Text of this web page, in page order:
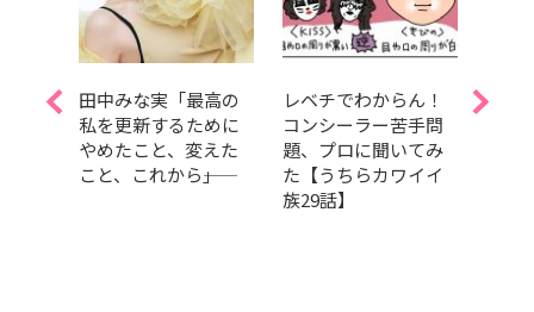
田中みな実「最高の
私を更新するために
やめたこと、変えた
こと、これから――」
レベチでわからん！
コンシーラー苦手問
題、プロに聞いてみ
た【うちらカワイイ
族29話】
新作